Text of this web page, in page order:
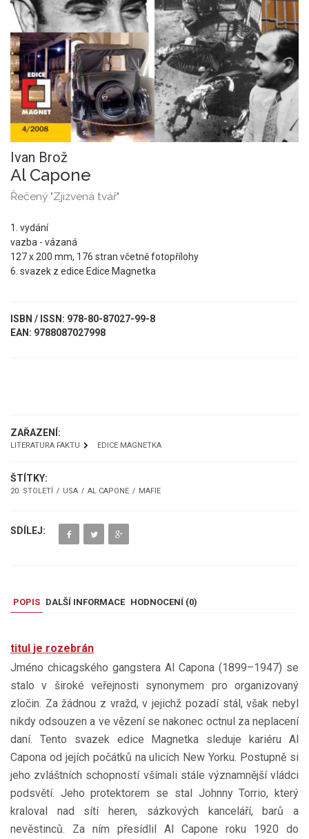
Ivan Brož
Al Capone
Řečený "Zjizvená tvář"
1. vydání
vazba - vázaná
127 x 200 mm, 176 stran včetně fotopřílohy
6. svazek z edice Edice Magnetka
ISBN / ISSN: 978-80-87027-99-8
EAN: 9788087027998
ZAŘAZENÍ:
LITERATURA FAKTU EDICE MAGNETKA
ŠTÍTKY:
20. STOLETÍ USA AL CAPONE MAFIE
SDÍLEJ:
POPIS DALŠÍ INFORMACE HODNOCENÍ (0)
titul je rozebrán
Jméno chicagského gangstera Al Capona (1899–1947) se
stalo v široké veřejnosti synonymem pro organizovaný
zločin. Za žádnou z vražd, v jejichž pozadí stál, však nebyl
nikdy odsouzen a ve vězení se nakonec octnul za neplacení
daní. Tento svazek edice Magnetka sleduje kariéru Al
Capona od jejích počátků na ulicích New Yorku. Postupně si
jeho zvláštních schopností všímali stále významnější vládci
podsvětí. Jeho protektorem se stal Johnny Torrio, který
kraloval nad sítí heren, sázkových kanceláří, barů a
nevěstinců. Za ním přesídlil Al Capone roku 1920 do